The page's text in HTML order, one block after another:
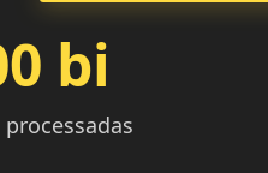
bi